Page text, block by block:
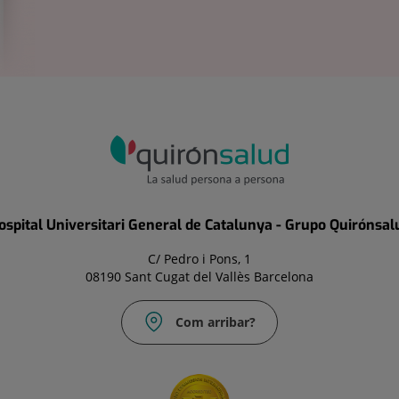
Universitari General de Catalunya - Grupo
C/ Pedro i Pons, 1
08190 Sant Cugat del Vallès Barcelona
Com arribar?